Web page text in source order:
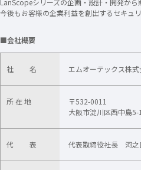
LanScopeシリーズの企画・設計・開発から
今後もお客様の企業利益を創出するセキュ
■会社概要
社 名 エムオーテックス株式
所 在 地
〒532-0011
大阪市淀川区西中島
代 表 代表取締役社長 河之